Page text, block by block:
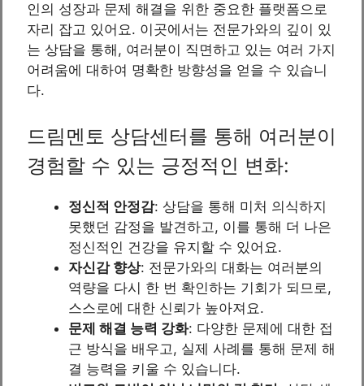
인의 성장과 문제 해결을 위한 중요한 플랫폼으로
자리 잡고 있어요. 이곳에서는 전문가와의 깊이 있
는 상담을 통해, 여러분이 직면하고 있는 여러 가지
어려움에 대하여 명확한 방향성을 얻을 수 있습니
다.
드림멘토 상담센터를 통해 여러분이
경험할 수 있는 긍정적인 변화:
정신적 안정감: 상담을 통해 미처 의식하지
못했던 감정을 발견하고, 이를 통해 더 나은
정신적인 건강을 유지할 수 있어요.
자신감 향상: 전문가와의 대화는 여러분의
역량을 다시 한 번 확인하는 기회가 되므로,
스스로에 대한 신뢰가 높아져요.
문제 해결 능력 강화: 다양한 문제에 대한 접
근 방식을 배우고, 실제 사례를 통해 문제 해
결 능력을 키울 수 있습니다.